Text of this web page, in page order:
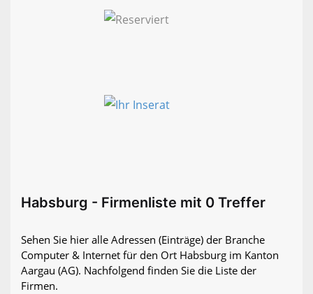
Habsburg - Firmenliste mit 0 Treffer
Sehen Sie hier alle Adressen (Einträge) der Branche
Computer & Internet für den Ort Habsburg im Kanton
Aargau (AG). Nachfolgend finden Sie die Liste der
Firmen.